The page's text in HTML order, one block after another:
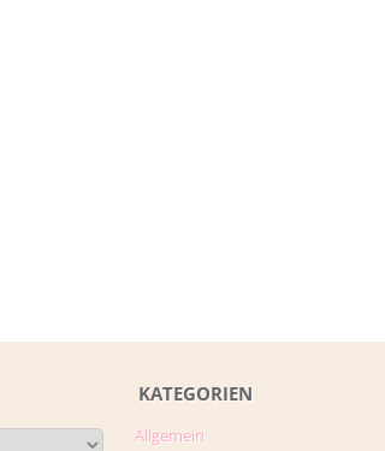
KATEGORIEN
Allgemein